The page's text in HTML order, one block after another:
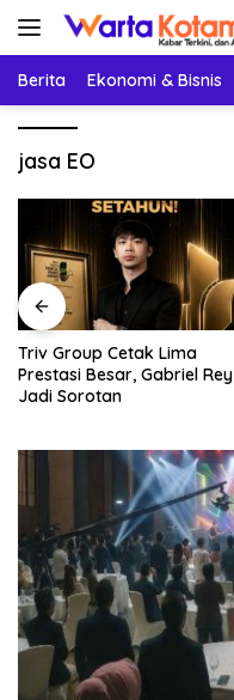
Langsung
Berita Ekonomi & Bisnis
jasa EO
Triv Group Cetak Lima
Prestasi Besar, Gabriel Rey
Jadi Sorotan